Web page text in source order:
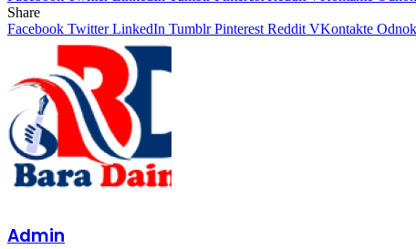
Share
Facebook Twitter LinkedIn Tumblr Pinterest Reddit VKontakte
Admin